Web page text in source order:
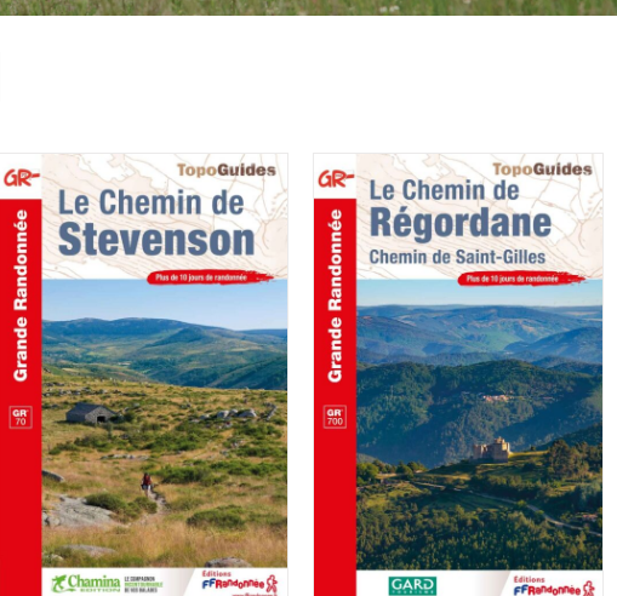
AJOUTER AU PANIER
/
DÉTAILS
ACHETER LE PRODUIT
/
DÉTAILS